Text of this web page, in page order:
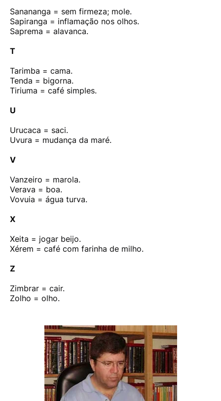
Sanananga = sem firmeza; mole.
Sapiranga = inflamação nos olhos.
Saprema = alavanca.
T
Tarimba = cama.
Tenda = bigorna.
Tiriuma = café simples.
U
Urucaca = saci.
Uvura = mudança da maré.
V
Vanzeiro = marola.
Verava = boa.
Vovuia = água turva.
X
Xeita = jogar beijo.
Xérem = café com farinha de milho.
Z
Zimbrar = cair.
Zolho = olho.